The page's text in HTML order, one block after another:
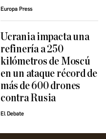
Europa Press
Ucrania impacta una
refinería a 250
kilómetros de Moscú
en un ataque récord de
más de 600 drones
contra Rusia
El Debate